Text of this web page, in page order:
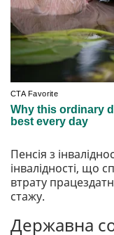
Пенсія з
інвалідності, що
втрату
стажу.
Державна